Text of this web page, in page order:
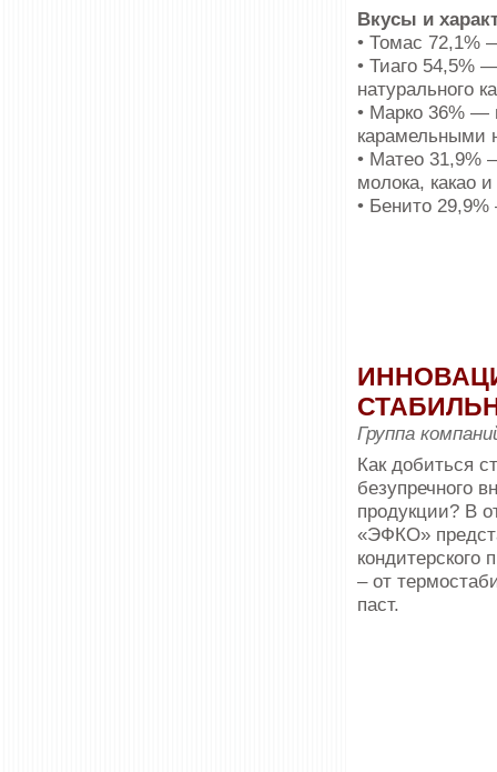
Вкусы и
• Томас 72,1%
• Тиаго 54,5%
натурального
• Марко 36% —
карамельными
• Матео 31,9%
молока, какао
• Бенито
Группа
Как добиться
без­упречного
продук­ции? В
«ЭФКО»
кондитерского
– от
паст.